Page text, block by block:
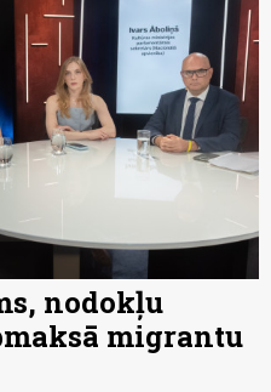
nodokļu
migrantu